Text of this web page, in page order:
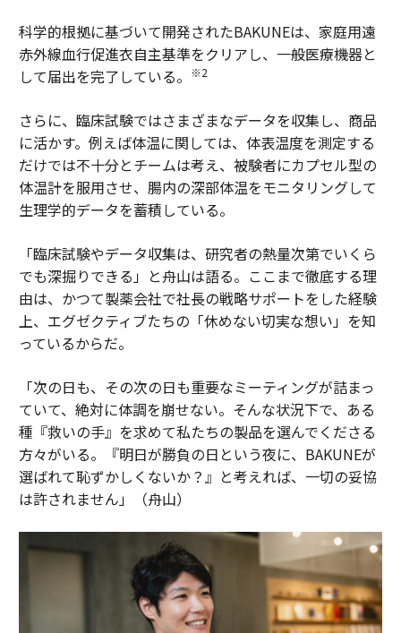
科学的根拠に基づいて開発されたBAKUNEは、家庭用遠
赤外線血行促進衣自主基準をクリアし、一般医療機器と
して届出を完了している。
※2
さらに、臨床試験ではさまざまなデータを収集し、商品
に活かす。例えば体温に関しては、体表温度を測定する
だけでは不十分とチームは考え、被験者にカプセル型の
体温計を服用させ、腸内の深部体温をモニタリングして
生理学的データを蓄積している。
「臨床試験やデータ収集は、研究者の熱量次第でいくら
でも深掘りできる」と舟山は語る。ここまで徹底する理
由は、かつて製薬会社で社長の戦略サポートをした経験
上、エグゼクティブたちの「休めない切実な想い」を知
っているからだ。
「次の日も、その次の日も重要なミーティングが詰まっ
ていて、絶対に体調を崩せない。そんな状況下で、ある
種『救いの手』を求めて私たちの製品を選んでくださる
方々がいる。『明日が勝負の日という夜に、BAKUNEが
選ばれて恥ずかしくないか？』と考えれば、一切の妥協
は許されません」（舟山）